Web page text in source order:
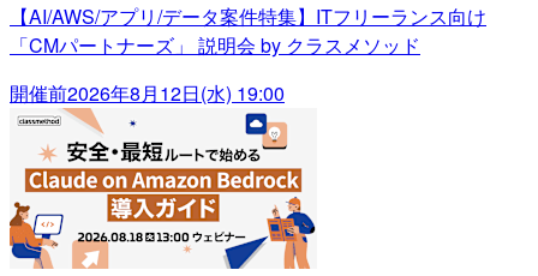
【AI/AWS/アプリ/データ案件特集】ITフリーランス向け
「CMパートナーズ」 説明会 by クラスメソッド
開催前2026年8月12日(水) 19:00